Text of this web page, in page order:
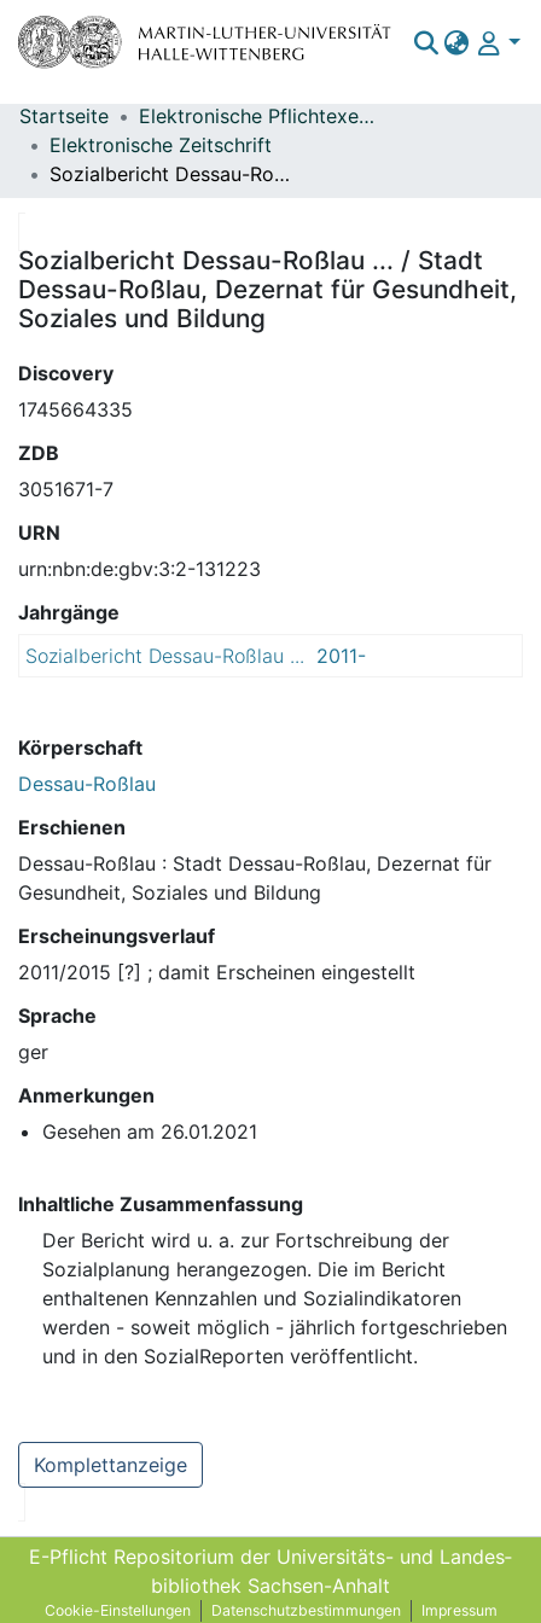
Bereiche & Sammlungen
Das gesamte Repositorium
Startseite
Elektronische Pflichtexemplare
Elektronische Zeitschrift
Sozialbericht Dessau-Roßlau ... / Stadt Dessau-Roßlau, Dezernat für Gesundheit, Soziales und Bildung
Sozialbericht Dessau-Roßlau ... / Stadt
Dessau-Roßlau, Dezernat für Gesundheit,
Soziales und Bildung
Discovery
1745664335
ZDB
3051671-7
URN
urn:nbn:de:gbv:3:2-131223
Jahrgänge
Sozialbericht Dessau-Roßlau ... 2011-
Körperschaft
Dessau-Roßlau
Erschienen
Dessau-Roßlau : Stadt Dessau-Roßlau, Dezernat für
Gesundheit, Soziales und Bildung
Erscheinungsverlauf
2011/2015 [?] ; damit Erscheinen eingestellt
Sprache
ger
Anmerkungen
Gesehen am 26.01.2021
Inhaltliche Zusammenfassung
Der Bericht wird u. a. zur Fortschreibung der
Sozialplanung herangezogen. Die im Bericht
enthaltenen Kennzahlen und Sozialindikatoren
werden - soweit möglich - jährlich fortgeschrieben
und in den SozialReporten veröffentlicht.
Komplettanzeige
E-Pflicht Repositorium der Universitäts- und Landes­
bibliothek Sachsen-Anhalt
Cookie-Einstellungen Datenschutzbestimmungen Impressum